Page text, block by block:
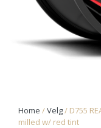
Home /Velg/ D755
milled w/ red tint